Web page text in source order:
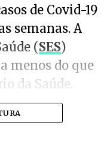
de Covid-19
semanas. A
(SES)
menos do que
da Saúde.